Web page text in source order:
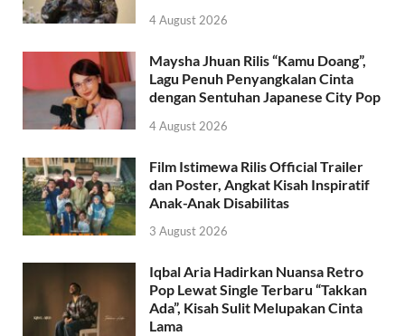
4 August 2026
Maysha Jhuan Rilis “Kamu Doang”,
Lagu Penuh Penyangkalan Cinta
dengan Sentuhan Japanese City Pop
4 August 2026
Film Istimewa Rilis Official Trailer
dan Poster, Angkat Kisah Inspiratif
Anak-Anak Disabilitas
3 August 2026
Iqbal Aria Hadirkan Nuansa Retro
Pop Lewat Single Terbaru “Takkan
Ada”, Kisah Sulit Melupakan Cinta
Lama